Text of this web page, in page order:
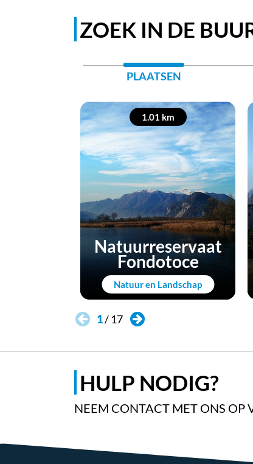
ZOEK IN DE
PLAATSEN
1.01 km
Natuur en Landschap
Natuurreservaat
Fondotoce
1/ 17
HULP NODIG?
NEEM CONTACT MET ONS OP